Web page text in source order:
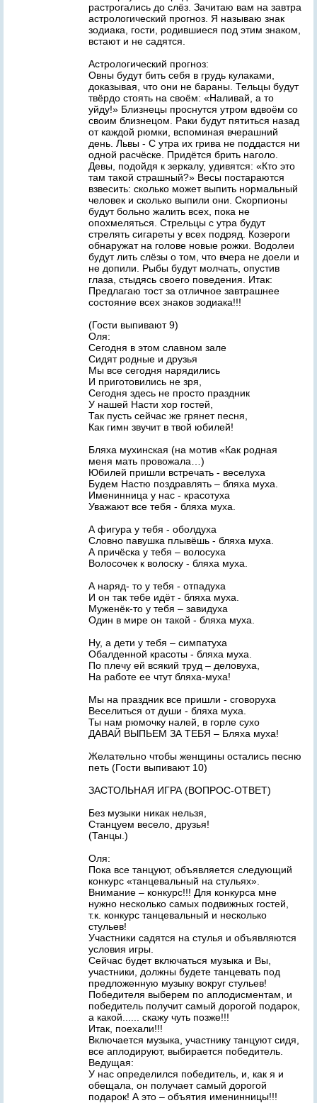
растрогались до слёз. Зачитаю вам на завтра
астрологический прогноз. Я называю знак
зодиака, гости, родившиеся под этим знаком,
встают и не садятся.
Астрологический прогноз:
Овны будут бить себя в грудь кулаками,
доказывая, что они не бараны. Тельцы будут
твёрдо стоять на своём: «Наливай, а то
уйду!» Близнецы проснутся утром вдвоём со
своим близнецом. Раки будут пятиться назад
от каждой рюмки, вспоминая вчерашний
день. Львы - С утра их грива не поддастся ни
одной расчёске. Придётся брить наголо.
Девы, подойдя к зеркалу, удивятся: «Кто это
там такой страшный?» Весы постараются
взвесить: сколько может выпить нормальный
человек и сколько выпили они. Скорпионы
будут больно жалить всех, пока не
опохмеляться. Стрельцы с утра будут
стрелять сигареты у всех подряд. Козероги
обнаружат на голове новые рожки. Водолеи
будут лить слёзы о том, что вчера не доели и
не допили. Рыбы будут молчать, опустив
глаза, стыдясь своего поведения. Итак:
Предлагаю тост за отличное завтрашнее
состояние всех знаков зодиака!!!
(Гости выпивают 9)
Оля:
Сегодня в этом славном зале
Сидят родные и друзья
Мы все сегодня нарядились
И приготовились не зря,
Сегодня здесь не просто праздник
У нашей Насти хор гостей,
Так пусть сейчас же грянет песня,
Как гимн звучит в твой юбилей!
Бляха мухинская (на мотив «Как родная
меня мать провожала…)
Юбилей пришли встречать - веселуха
Будем Настю поздравлять – бляха муха.
Именинница у нас - красотуха
Уважают все тебя - бляха муха.
А фигура у тебя - оболдуха
Словно павушка плывёшь - бляха муха.
А причёска у тебя – волосуха
Волосочек к волоску - бляха муха.
А наряд- то у тебя - отпадуха
И он так тебе идёт - бляха муха.
Муженёк-то у тебя – завидуха
Один в мире он такой - бляха муха.
Ну, а дети у тебя – симпатуха
Обалденной красоты - бляха муха.
По плечу ей всякий труд – деловуха,
На работе ее чтут бляха-муха!
Мы на праздник все пришли - сговоруха
Веселиться от души - бляха муха.
Ты нам рюмочку налей, в горле сухо
ДАВАЙ ВЫПЬЕМ ЗА ТЕБЯ – Бляха муха!
Желательно чтобы женщины остались песню
петь (Гости выпивают 10)
ЗАСТОЛЬНАЯ ИГРА (ВОПРОС-ОТВЕТ)
Без музыки никак нельзя,
Станцуем весело, друзья!
(Танцы.)
Оля:
Пока все танцуют, объявляется следующий
конкурс «танцевальный на стульях».
Внимание – конкурс!!! Для конкурса мне
нужно несколько самых подвижных гостей,
т.к. конкурс танцевальный и несколько
стульев!
Участники садятся на стулья и объявляются
условия игры.
Сейчас будет включаться музыка и Вы,
участники, должны будете танцевать под
предложенную музыку вокруг стульев!
Победителя выберем по аплодисментам, и
победитель получит самый дорогой подарок,
а какой...... скажу чуть позже!!!
Итак, поехали!!!
Включается музыка, участнику танцуют сидя,
все аплодируют, выбирается победитель.
Ведущая:
У нас определился победитель, и, как я и
обещала, он получает самый дорогой
подарок! А это – объятия именинницы!!!